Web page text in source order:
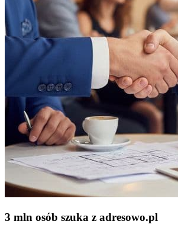
3 mln osób szuka z adresowo.pl